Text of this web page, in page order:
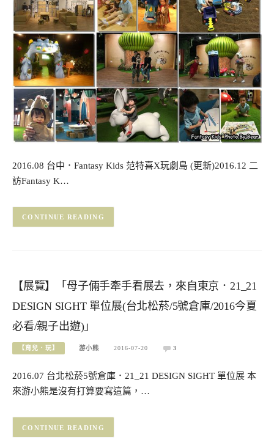
2016.08 台中．Fantasy Kids 范特喜X玩劇島 (更新)2016.12 二
訪Fantasy K…
CONTINUE READING
【展覽】「母子倆手牽手看展去，來自東京．21_21
DESIGN SIGHT 單位展(台北松菸/5號倉庫/2016今夏
必看/親子出遊)」
【育兒．玩】 游小熊 2016-07-20 3
2016.07 台北松菸5號倉庫．21_21 DESIGN SIGHT 單位展 本
來游小熊是沒有打算要寫這篇，…
CONTINUE READING